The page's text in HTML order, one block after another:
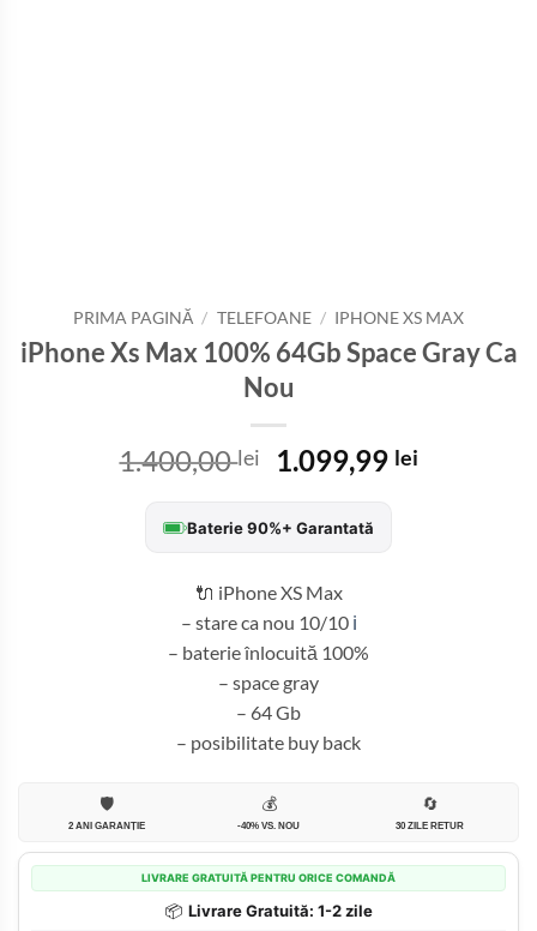
PRIMA PAGINĂ / TELEFOANE / IPHONE XS MAX
iPhone Xs Max 100% 64Gb Space Gray Ca
Nou
1.400,00lei
Prețul
a
fost:
1.099,99 leiPrețul
Baterie 90%+ Garantată
🔌 iPhone XS Max
– stare ca nou 10/10 ℹ️
– baterie înlocuită 100%
– space gray
– 64 Gb
– posibilitate buy back
🛡️
2 ANI GARANȚIE
💰
-40% VS. NOU
🔄
30 ZILE RETUR
LIVRARE GRATUITĂ PENTRU ORICE COMANDĂ
📦 Livrare Gratuită: 1-2 zile